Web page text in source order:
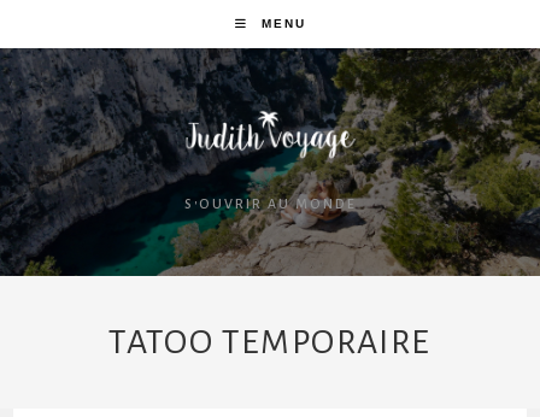
MENU
S'OUVRIR AU MONDE
TATOO TEMPORAIRE